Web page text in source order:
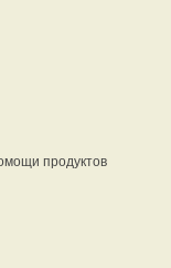
продуктов